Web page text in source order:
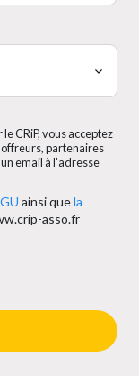
CRiP, vous acceptez
partenaires
email à l’adresse
ainsi quela
asso.fr